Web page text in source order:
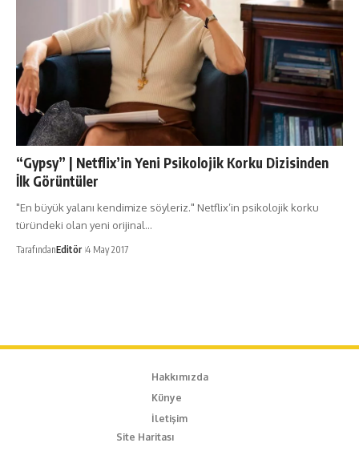
“Gypsy” | Netflix’in Yeni Psikolojik Korku Dizisinden
İlk Görüntüler
"En büyük yalanı kendimize söyleriz." Netflix’in psikolojik korku
türündeki olan yeni orijinal…
TarafındanEditör 4 May 2017
Hakkımızda
Künye
İletişim
Site Haritası